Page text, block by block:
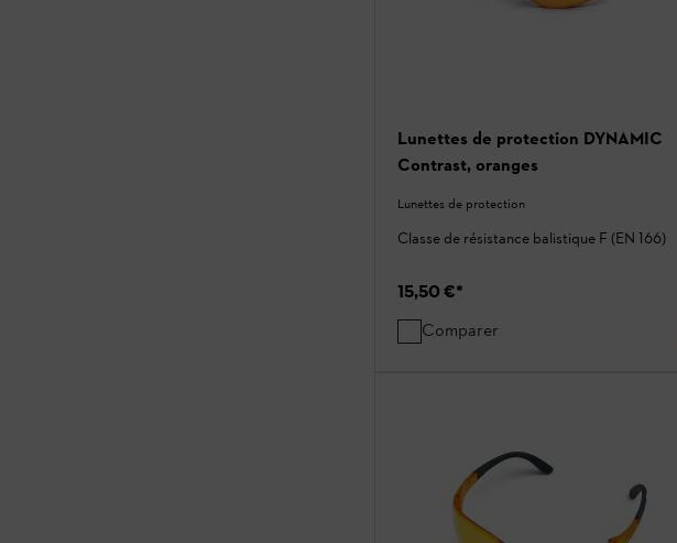
Lunettes de protection DYNAMIC
Contrast, oranges
Lunettes de protection
Classe de résistance balistique F (EN 166)
15,50 €*
Comparer